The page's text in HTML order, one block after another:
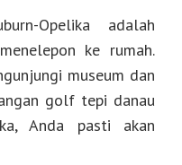
Opelika adalah
ke rumah.
museum dan
golf tepi danau
Anda pasti akan